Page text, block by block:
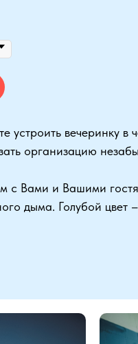
устроить вечеринку в
организацию
с Вами и Вашими
дыма. Голубой цвет